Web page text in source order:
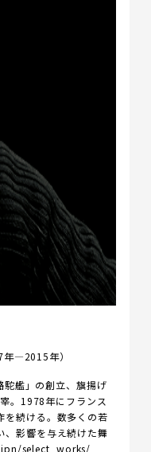
年―2015年）
艦」の創立、旗揚げ
。1978年にフランス
を続ける。数多くの若
、影響を与え続けた舞
select_works/